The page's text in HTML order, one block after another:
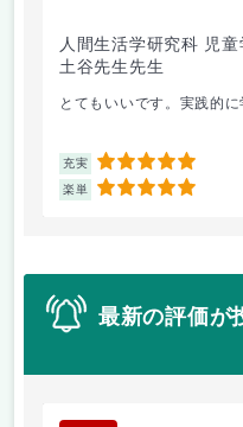
人間生活学研究科 児童
土谷先生先生
とてもいいです。実践的
充実 5
楽単 5
最新の評価が